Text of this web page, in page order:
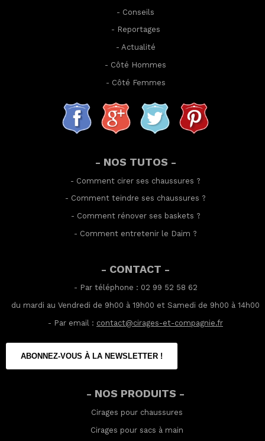
- Conseils
- Reportages
- Actualité
- Côté Hommes
- Côté Femmes
- NOS TUTOS -
- Comment cirer ses chaussures ?
- Comment teindre ses chaussures ?
- Comment rénover ses baskets ?
- Comment entretenir le Daim ?
- CONTACT -
- Par téléphone : 02 99 52 58 62
du mardi au Vendredi de 9h00 à 19h00 et Samedi de 9h00 à 14h00
- Par email : contact@cirages-et-compagnie.fr
ABONNEZ-VOUS À LA NEWSLETTER !
- NOS PRODUITS -
Cirages pour chaussures
Cirages pour sacs à main